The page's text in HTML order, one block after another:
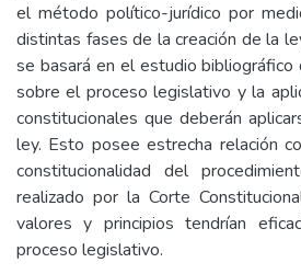
el método político-jurídico por
distintas fases de la creación de la
se basará en el estudio bibliográfico
sobre el proceso legislativo y la
constitucionales que deberán
ley. Esto posee estrecha relación
constitucionalidad del
realizado por la Corte
valores y principios tendrían
proceso legislativo.